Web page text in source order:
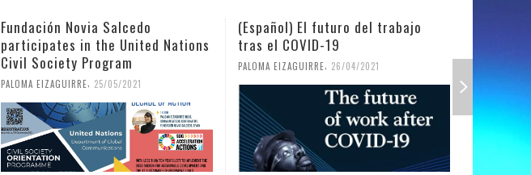
Fundación Novia Salcedo
participates in the United Nations
Civil Society Program
PALOMA EIZAGUIRRE 25/05/2021
(Español) El futuro del trabajo
tras el COVID-19
PALOMA EIZAGUIRRE 26/04/2021